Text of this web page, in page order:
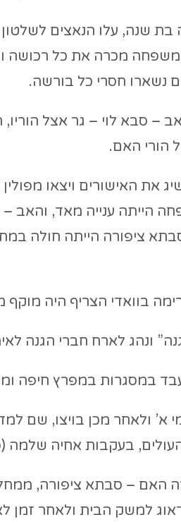
כשהייתה בת שנה, עלו הנאצים
מכרה את כל רכושה
נשארו חסרי כל בורשה.
הורי האם.
את האישורים ויצאו
הייתה ענייה מאד,
ציפורה הייתה חולה
בוואדי הצריף היה
ונהג לארח חברי הגנה
במסגרות במפרץ חיפה
ולאחר מכן בויצו, שם
בעקבות אחיה שלמה
בת 15 נפטרה האם – סבתא
למשק הבית ולאחר זמן לא